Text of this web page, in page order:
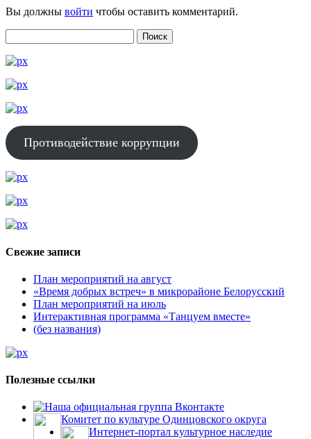
Вы должны войти чтобы оставить комментарий.
Противодействие коррупции
Свежие записи
План мероприятий на август
«Время добрых встреч» в микрорайоне Белорусский
План мероприятий на июль
Интерактивная программа «Танцуем вместе»
(без названия)
Полезные ссылки
Наша официальная группа Вконтакте
Комитет по культуре Одинцовского округа
Интернет-портал культурное наследие